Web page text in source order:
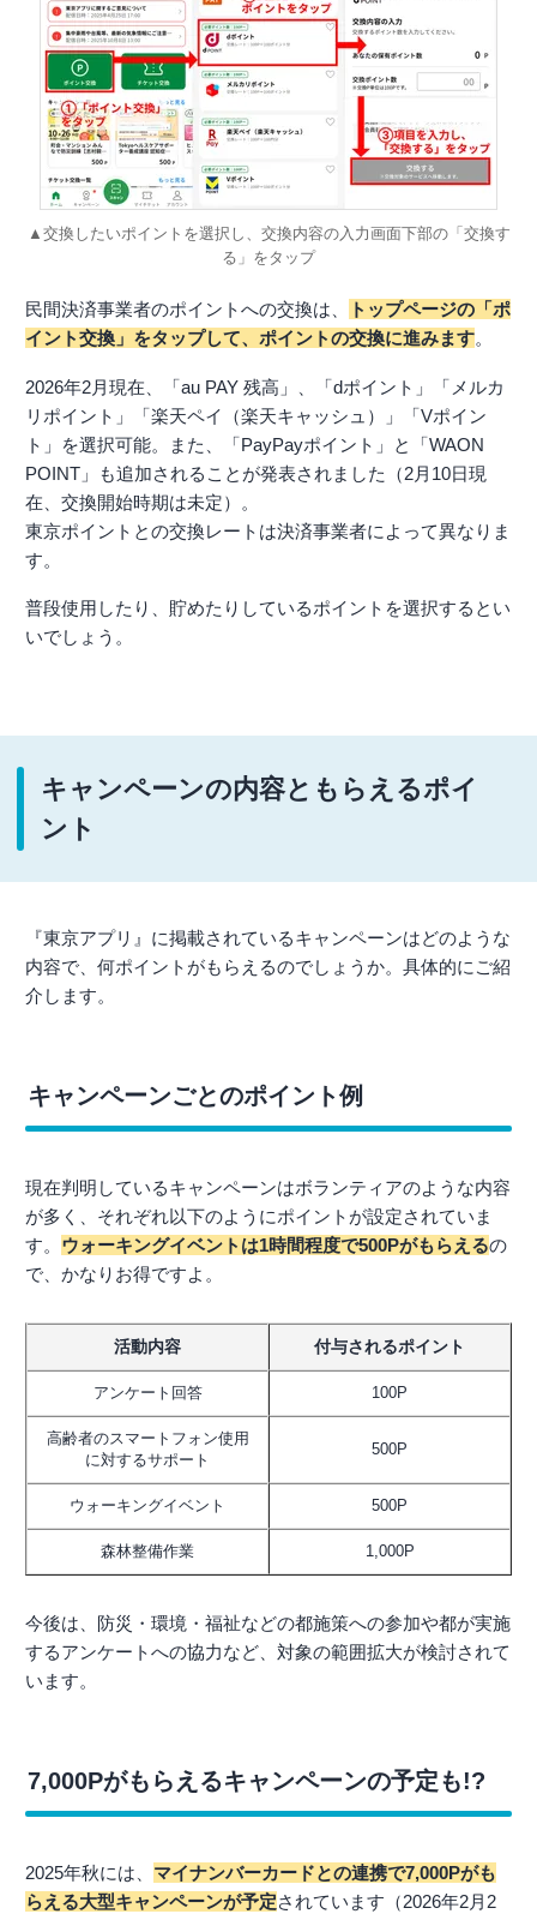
▲交換したいポイントを選択し、交換内容の入力画面下部の「交換す
る」をタップ
民間決済事業者のポイントへの交換は、
トップページの「ポ
イント交換」をタップして、ポイントの交換に進みます。
2026年2月現在、「au PAY 残高」、「dポイント」「メルカ
リポイント」「楽天ペイ（楽天キャッシュ）」「Vポイン
ト」を選択可能。また、「PayPayポイント」と「WAON
POINT」も追加されることが発表されました（2月10日現
在、交換開始時期は未定）。
東京ポイントとの交換レートは決済事業者によって異なりま
す。
普段使用したり、貯めたりしているポイントを選択するとい
いでしょう。
キャンペーンの内容ともらえるポイ
ント
『東京アプリ』に掲載されているキャンペーンはどのような
内容で、何ポイントがもらえるのでしょうか。具体的にご紹
介します。
キャンペーンごとのポイント例
現在判明しているキャンペーンはボランティアのような内容
が多く、それぞれ以下のようにポイントが設定されていま
す。 ウォーキングイベントは1時間程度で500Pがもらえるの
で、かなりお得ですよ。
活動内容 付与されるポイント
アンケート回答 100P
高齢者のスマートフォン使用
に対するサポート
500P
ウォーキングイベント 500P
森林整備作業 1,000P
今後は、防災・環境・福祉などの都施策への参加や都が実施
するアンケートへの協力など、対象の範囲拡大が検討されて
います。
7,000Pがもらえるキャンペーンの予定も!?
2025年秋には、 マイナンバーカードとの連携で7,000Pがも
らえる大型キャンペーンが予定されています（2026年2月2